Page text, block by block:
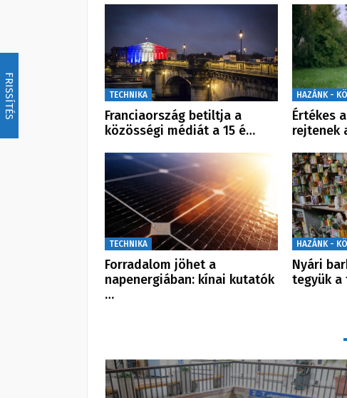
FRISSÍTÉS TECHNIKA
Franciaország betiltja a
közösségi médiát a 15 é…
HAZÁNK -
Értékes
rejtenek
TECHNIKA
Forradalom jöhet a
napenergiában: kínai kutatók
…
HAZÁNK -
Nyári
tegyük